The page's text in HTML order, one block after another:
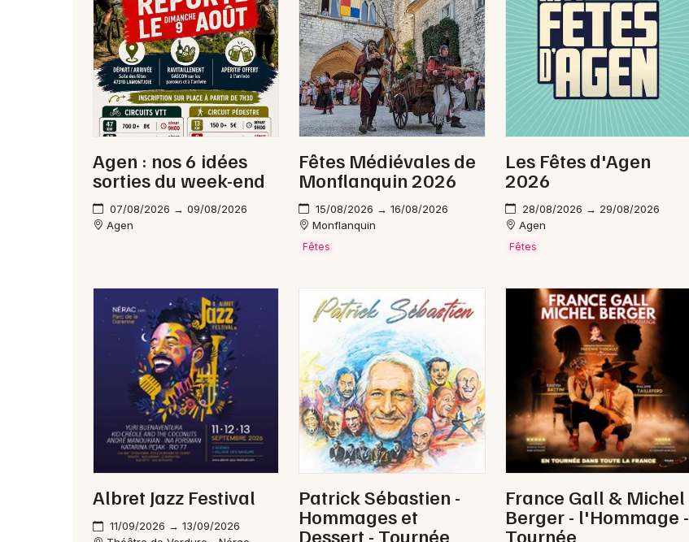
Newsletter des sorties
Artistes en tournée
Actus à Fumel
Magazine à Fumel
47 - Lot-et-Garonne
Choisir mes départements
Je m'abonne
Agen : nos 6 idées
sorties du week-end
07/08/2026 → 09/08/2026
Agen
Fêtes Médiévales de
Monflanquin 2026
15/08/2026 → 16/08/2026
Monflanquin
Fêtes
Les Fêtes d'Agen
2026
28/08/2026 → 29/08/2026
Agen
Fêtes
Albret Jazz Festival
11/09/2026 → 13/09/2026
Patrick Sébastien -
Hommages et
Dessert - Tournée
France Gall & Michel
Berger - l'Hommage -
Tournée